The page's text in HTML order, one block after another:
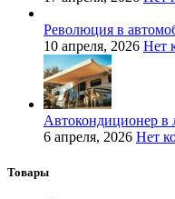
Революция в
10 апреля, 2026 Нет
Автокондиционер в
6 апреля, 2026 Нет
Товары